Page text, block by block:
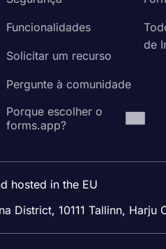
Funcionalidades
Solicitar um recurso
Pergunte à comunidade
Porque escolher o
forms.app?
de
hosted in the EU
District, 10111 Tallinn, Harju